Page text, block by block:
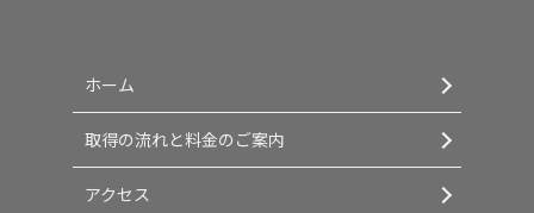
ホーム
取得の流れと料金のご案内
アクセス